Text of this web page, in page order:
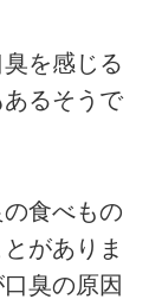
を感じる
あるそうで
の食べもの
がありま
臭の原因